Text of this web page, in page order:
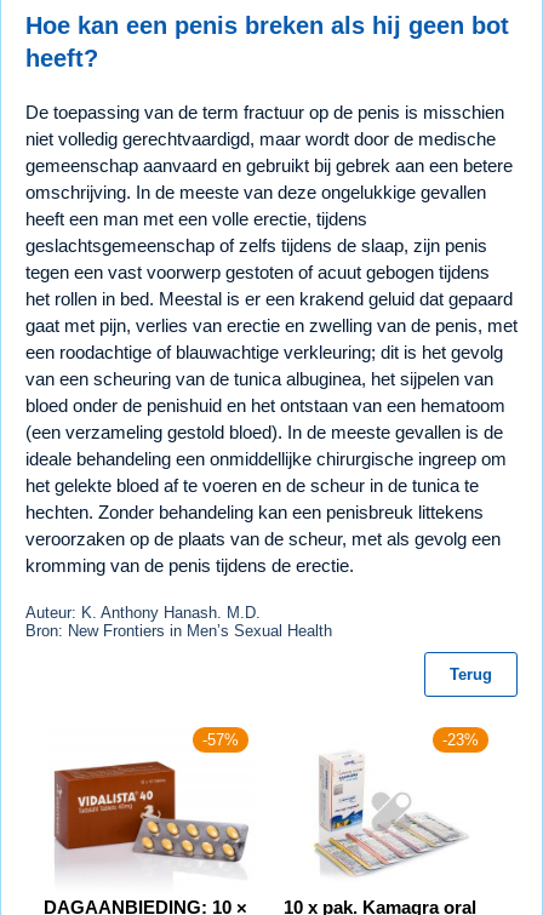
Hoe kan een penis breken als hij geen bot
heeft?
De toepassing van de term fractuur op de penis is misschien
niet volledig gerechtvaardigd, maar wordt door de medische
gemeenschap aanvaard en gebruikt bij gebrek aan een betere
omschrijving. In de meeste van deze ongelukkige gevallen
heeft een man met een volle erectie, tijdens
geslachtsgemeenschap of zelfs tijdens de slaap, zijn penis
tegen een vast voorwerp gestoten of acuut gebogen tijdens
het rollen in bed. Meestal is er een krakend geluid dat gepaard
gaat met pijn, verlies van erectie en zwelling van de penis, met
een roodachtige of blauwachtige verkleuring; dit is het gevolg
van een scheuring van de tunica albuginea, het sijpelen van
bloed onder de penishuid en het ontstaan van een hematoom
(een verzameling gestold bloed). In de meeste gevallen is de
ideale behandeling een onmiddellijke chirurgische ingreep om
het gelekte bloed af te voeren en de scheur in de tunica te
hechten. Zonder behandeling kan een penisbreuk littekens
veroorzaken op de plaats van de scheur, met als gevolg een
kromming van de penis tijdens de erectie.
Auteur: K. Anthony Hanash. M.D.
Bron: New Frontiers in Men’s Sexual Health
Terug
-57%
DAGAANBIEDING: 10 ×
-23%
10 x pak. Kamagra oral